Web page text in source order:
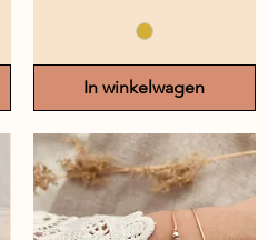
In winkelwagen